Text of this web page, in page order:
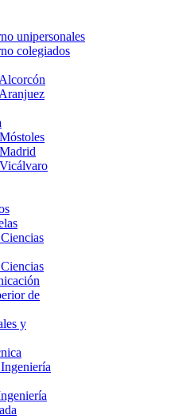
unipersonales
colegiados
de
y